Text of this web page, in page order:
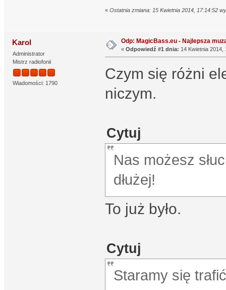
« Ostatnia zmiana: 15 Kwietnia 2014, 17:14:52
Karol
Administrator
Mistrz radiofonii
Wiadomości: 1790
Odp: MagicBass.eu - Najlepsza
« Odpowiedź #1 dnia: 14 Kwietnia 2014,
Czym się różni
niczym.
Cytuj
Nas możesz
dłużej!
To już było.
Cytuj
Staramy się